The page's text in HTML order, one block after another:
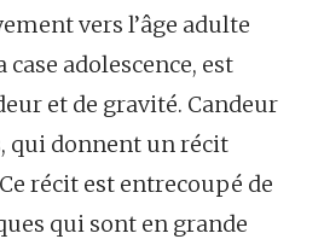
vers l’âge adulte
case adolescence, est
et de gravité. Candeur
qui donnent un récit
récit est entrecoupé de
qui sont en grande